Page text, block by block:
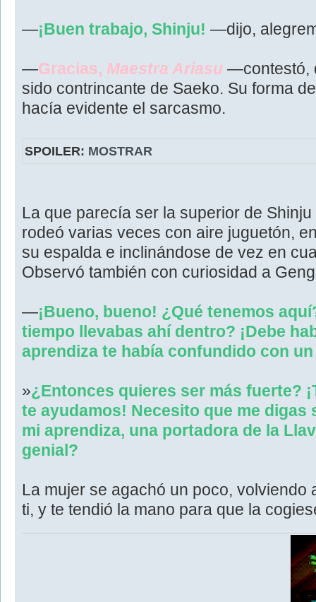
—¡Buen trabajo, Shinju! —dijo,
—Gracias, Maestra Ariasu —contestó,
sido contrincante de Saeko. Su forma
hacía evidente el sarcasmo.
SPOILER: MOSTRAR
La que parecía ser la superior de
rodeó varias veces con aire juguetón,
su espalda e inclinándose de vez en
Observó también con curiosidad a
—¡Bueno, bueno! ¿Qué tenemos
tiempo llevabas ahí dentro? ¡Debe
aprendiza te había confundido con
»¿Entonces quieres ser más fuerte?
te ayudamos! Necesito que me digas
mi aprendiza, una portadora de la
genial?
La mujer se agachó un poco, volviendo
ti, y te tendió la mano para que la